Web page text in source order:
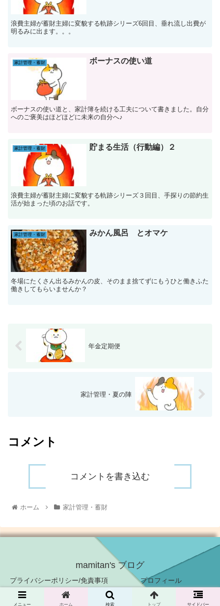
浪費主婦が蓄財主婦に変貌する軌跡シリーズ6回目、垂れ流し出費が
明るみに出ます。。。
家計管理・蓄財 ボーナスの使い道
ボーナスの使い道と、家計簿を続ける工夫について書きました。自分
へのご褒美はほどほどに未来の自分へ♪
家計管理・蓄財 貯まる生活（行動編）２
浪費主婦が蓄財主婦に変貌する軌跡シリーズ３回目、手探りの節約生
活が始まった頃のお話です。
家計管理・蓄財 みかん風呂 とオマケ
冬場にたくさん出るみかんの皮、そのまま捨てずにもうひと働きふた
働きしてもらいませんか？
年金定期便
家計管理・夏の陣
コメント
コメントを書き込む
ホーム 家計管理・蓄財
mamitan's ブログ
プライバシーポリシー/免責事項 プロフィール
© 2021 mamitan's ブログ.
メニュー ホーム 検索 トップ サイドバー